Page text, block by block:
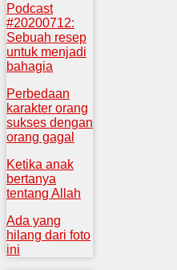
Podcast
#20200712:
Sebuah resep
untuk menjadi
bahagia
Perbedaan
karakter orang
sukses dengan
orang gagal
Ketika anak
bertanya
tentang Allah
Ada yang
hilang dari foto
ini